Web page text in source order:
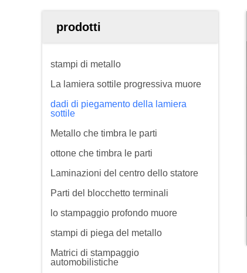
prodotti
stampi di metallo
La lamiera sottile progressiva muore
dadi di piegamento della lamiera
sottile
Metallo che timbra le parti
ottone che timbra le parti
Laminazioni del centro dello statore
Parti del blocchetto terminali
lo stampaggio profondo muore
stampi di piega del metallo
Matrici di stampaggio
automobilistiche